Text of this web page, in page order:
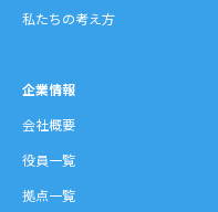
私たちの考え方
企業情報
会社概要
役員一覧
拠点一覧